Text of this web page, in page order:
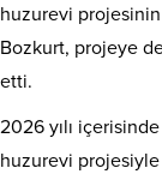
huzurevi projesinin
Bozkurt, projeye
etti.
2026 yılı
huzurevi